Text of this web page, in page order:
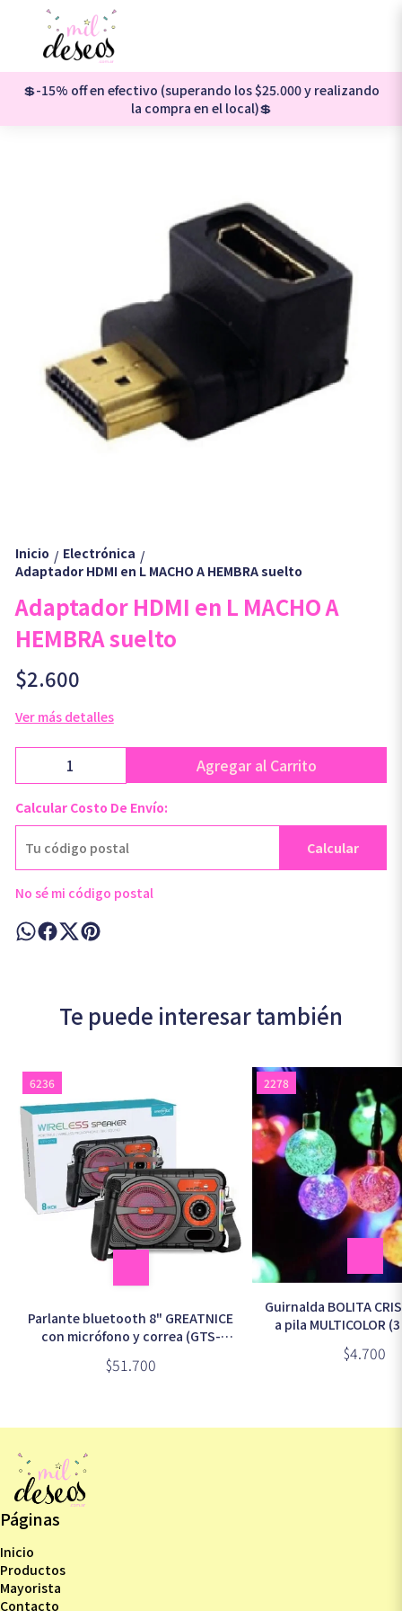
💲-15% off en efectivo (superando los $25.000 y realizando
la compra en el local)💲
Inicio / Electrónica /
Adaptador HDMI en L MACHO A HEMBRA suelto
Adaptador HDMI en L MACHO A
HEMBRA suelto
$2.600
Ver más detalles
Agregar al Carrito
Calcular Costo De Envío:
Calcular
No sé mi código postal
Te puede interesar también
6236
Parlante bluetooth 8" GREATNICE
con micrófono y correa (GTS-
$51.700
2278
Guirnalda BOLITA
a pila MULTICOLOR
$4.700
Páginas
Inicio
Productos
Mayorista
Contacto